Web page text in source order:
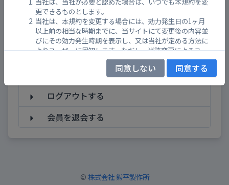
更できるものとします。
当社は、本規約を変更する場合には、効力発生日の1ヶ月
以上前の相当な時期までに、当サイトにて変更後の内容並
びにその効力発生時期を表示し、又は当社が定める方法に
よりユーザーに周知します。ただし、当該変更によるユー
ザーの不利益の程度が軽微であると当社が判断した場合、
その期間を短縮することができるものとします。
第５条 （制限事項）
当社は、気象情報、避難情報（警戒レベル、避難所開設状
どの防災情報の公開情報を、Ｌアラート（災害情報共有シ
ユーザーは、前項の公開情報が、情報提供者側の正確性と
同意しない 同意する
ログインパスワードを変更したい
ログインパスワードを忘れてしまった
会員規約を確認する
ログアウトする
会員を退会する
© 株式会社 熊平製作所